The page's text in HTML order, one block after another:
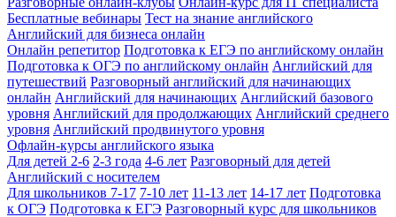
Бесплатные вебинары Тест на знание английского
Английский для бизнеса онлайн
Онлайн репетитор Подготовка к ЕГЭ по английскому онлайн
Подготовка к ОГЭ по английскому онлайн Английский для
путешествий Разговорный английский для начинающих
онлайн Английский для начинающих Английский базового
уровня Английский для продолжающих Английский среднего
уровня Английский продвинутого уровня
Офлайн-курсы английского языка
Для детей 2-6 2-3 года 4-6 лет Разговорный для детей
Английский с носителем
Для школьников 7-17 7-10 лет 11-13 лет 14-17 лет Подготовка
к ОГЭ Подготовка к ЕГЭ Разговорный курс для школьников